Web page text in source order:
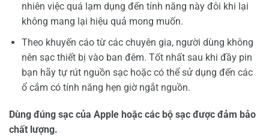
nhiên việc quá lạm dụng đến tính năng này đôi khi lại
không mang lại hiệu quả mong muốn.
Theo khuyến cáo từ các chuyên gia, người dùng không
nên sạc thiết bị vào ban đêm. Tốt nhất sau khi đầy pin
bạn hãy tự rút nguồn sạc hoặc có thể sử dụng đến các
ổ cắm có tính năng hẹn giờ ngắt nguồn.
Dùng đúng sạc của Apple hoặc các bộ sạc được đảm bảo
chất lượng.